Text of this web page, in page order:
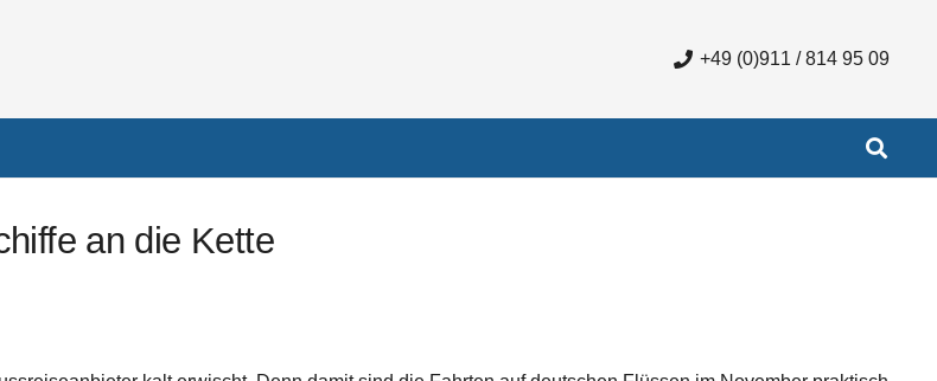
+49 (0)911 / 814 95 09
an die Kette